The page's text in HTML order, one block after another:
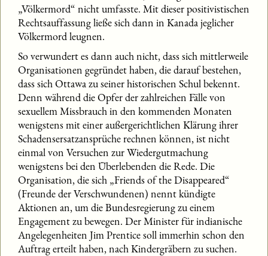
„Völkermord“ nicht umfasste. Mit dieser positivistischen
Rechtsauffassung ließe sich dann in Kanada jeglicher
Völkermord leugnen.
So verwundert es dann auch nicht, dass sich mittlerweile
Organisationen gegründet haben, die darauf bestehen,
dass sich Ottawa zu seiner historischen Schul bekennt.
Denn während die Opfer der zahlreichen Fälle von
sexuellem Missbrauch in den kommenden Monaten
wenigstens mit einer außergerichtlichen Klärung ihrer
Schadensersatzansprüche rechnen können, ist nicht
einmal von Versuchen zur Wiedergutmachung
wenigstens bei den Überlebenden die Rede. Die
Organisation, die sich „Friends of the Disappeared“
(Freunde der Verschwundenen) nennt kündigte
Aktionen an, um die Bundesregierung zu einem
Engagement zu bewegen. Der Minister für indianische
Angelegenheiten Jim Prentice soll immerhin schon den
Auftrag erteilt haben, nach Kindergräbern zu suchen.